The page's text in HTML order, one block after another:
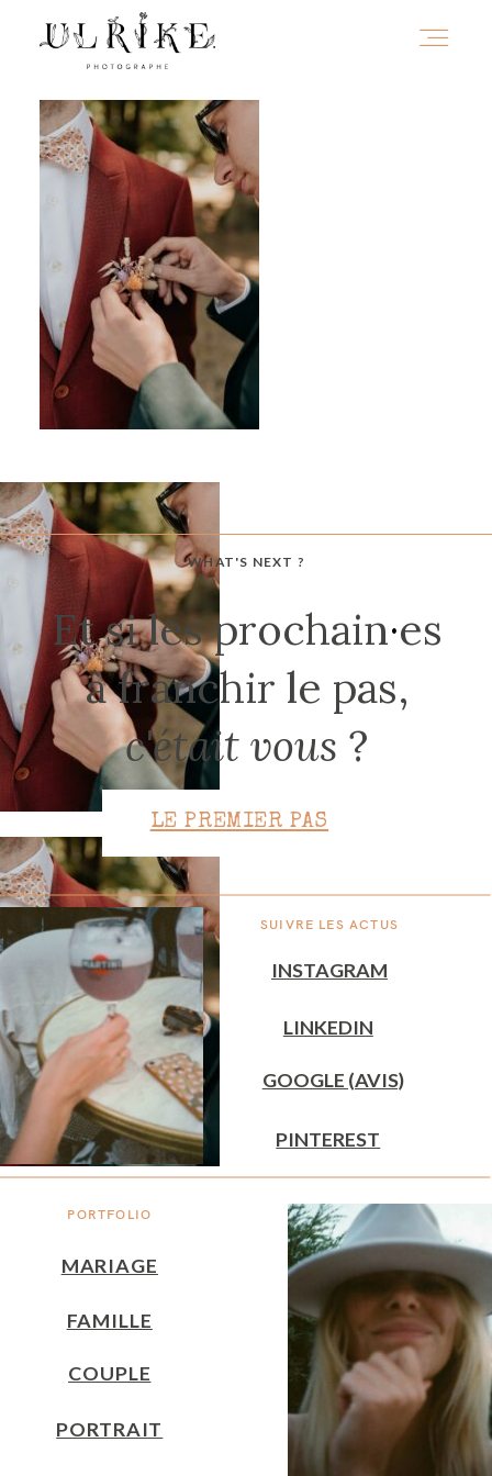
WHAT'S NEXT ?
PORTFOLIO
SUIVRE LES ACTUS
Et si les prochain·es
à franchir le pas,
c'était vous ?
MARIAGE
INSTAGRAM
GOOGLE (AVIS)
FAMILLE
PINTEREST
COUPLE
LINKEDIN
PORTRAIT
LE PREMIER PAS
HOME
A PROPOS
PORTFOLIO
INFOS
JOURNAL
CONTACT